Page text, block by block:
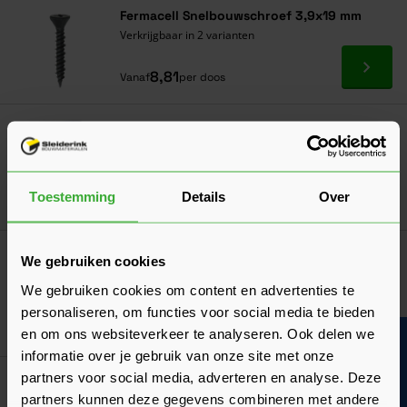
Toestemming Details Over
We gebruiken cookies
We gebruiken cookies om content en advertenties te
personaliseren, om functies voor social media te bieden
en om ons websiteverkeer te analyseren. Ook delen we
informatie over je gebruik van onze site met onze
partners voor social media, adverteren en analyse. Deze
partners kunnen deze gegevens combineren met andere
Fermacell Snelbouwschroef 3,9x19 mm
Verkrijgbaar in 2 varianten
Vanaf8,81per doos Ga
Fermacell Beschermingsfolie
Fermacell Diepgrond
Nu117,90per jerrycan